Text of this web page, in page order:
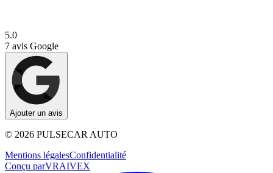
5.0
7 avis Google
Ajouter un avis
© 2026 PULSECAR AUTO
Mentions légalesConfidentialité
Conçu parVRAIVEX